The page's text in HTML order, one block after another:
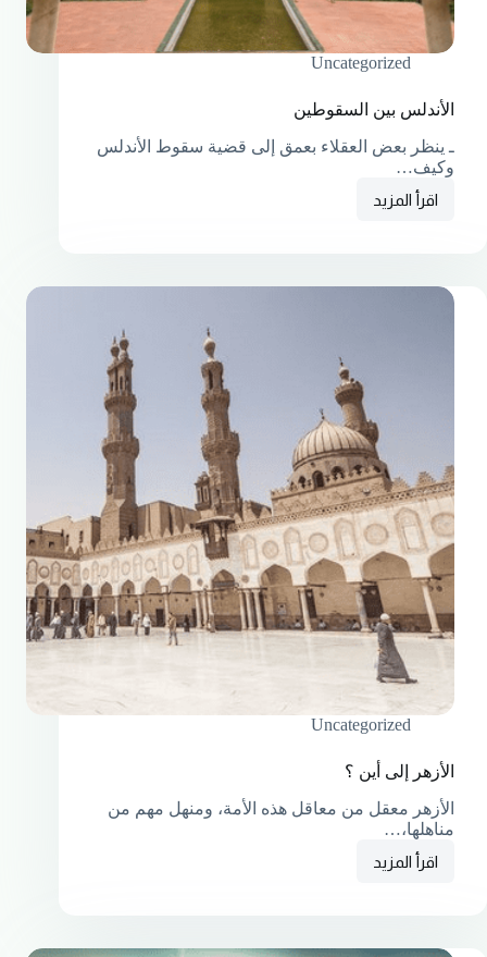
Uncategorized
الأندلس بين السقوطين
ـ ينظر بعض العقلاء بعمق إلى قضية سقوط الأندلس
وكيف…
اقرأ المزيد
Uncategorized
الأزهر إلى أين ؟
الأزهر معقل من معاقل هذه الأمة، ومنهل مهم من
مناهلها،…
اقرأ المزيد